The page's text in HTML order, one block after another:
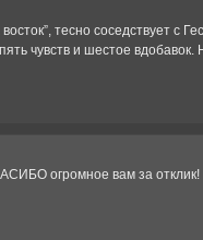
тесно соседствует с
чувств и шестое
огромное вам за отклик!